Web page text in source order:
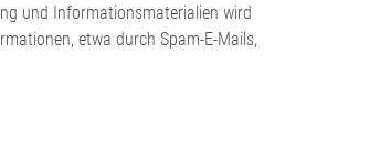
und Informationsmaterialien wird
etwa durch Spam-E-Mails,